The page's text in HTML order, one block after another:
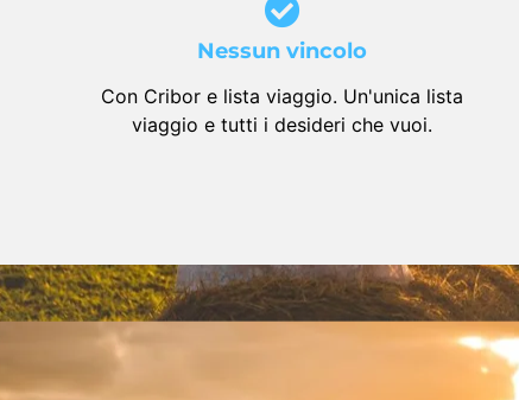
Nessun vincolo
Con Cribor e lista viaggio. Un'unica lista
viaggio e tutti i desideri che vuoi.